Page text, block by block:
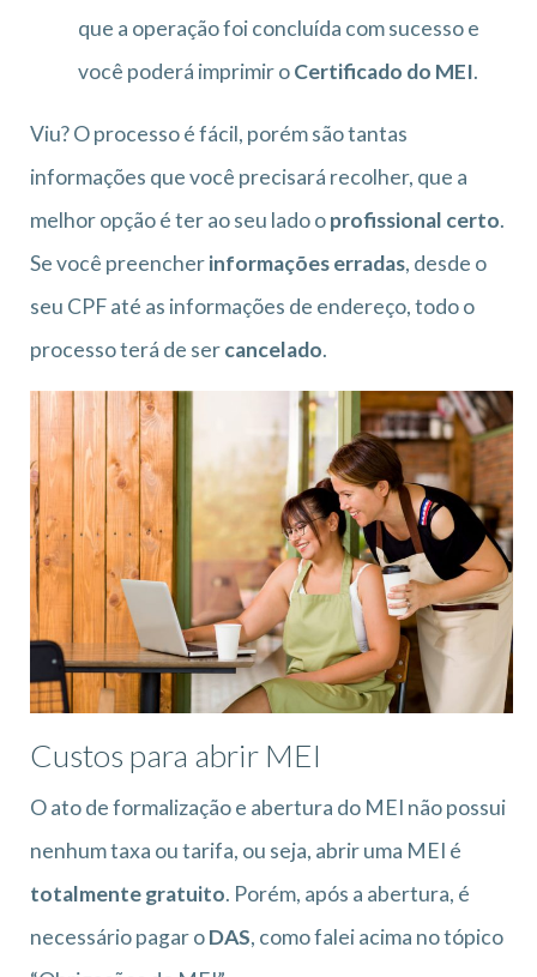
que a operação foi concluída com sucesso e
você poderá imprimir oCertificado do MEI.
Viu? O processo é fácil, porém são tantas
informações que você precisará recolher, que a
melhor opção é ter ao seu lado oprofissional certo.
Se você preencherinformações erradas, desde o
seu CPF até as informações de endereço, todo o
processo terá de sercancelado.
Custos para abrir MEI
O ato de formalização e abertura do MEI não possui
nenhum taxa ou tarifa, ou seja, abrir uma MEI é
totalmente gratuito. Porém, após a abertura, é
necessário pagar oDAS, como falei acima no tópico